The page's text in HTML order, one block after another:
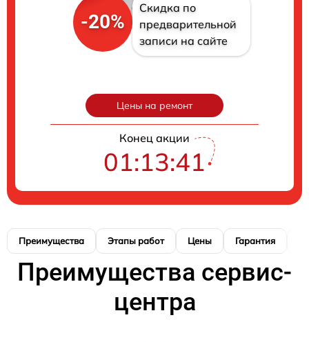
-20%
Скидка по
предварительной
записи на сайте
Цены на ремонт
Конец акции
01:13:40
Преимущества Этапы работ Цены Гарантия
Преимущества сервис-
центра